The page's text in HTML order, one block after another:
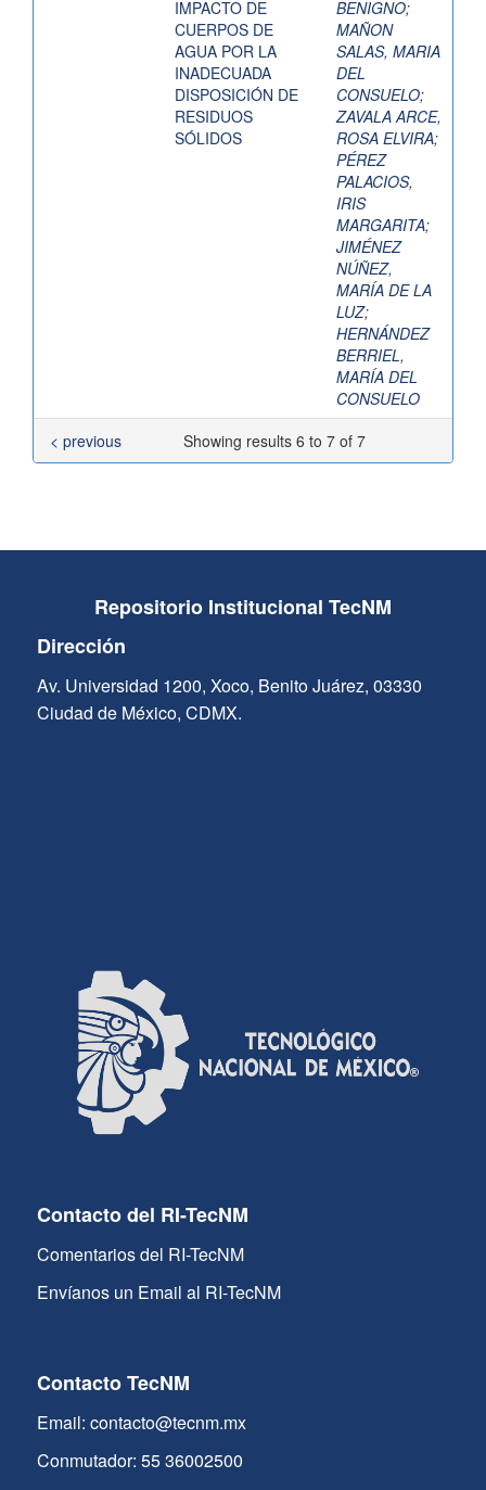
IMPACTO DE
CUERPOS DE
AGUA POR LA
INADECUADA
DISPOSICIÓN DE
RESIDUOS
SÓLIDOS
BENIGNO;
MAÑON
SALAS, MARIA
DEL
CONSUELO;
ZAVALA ARCE,
ROSA ELVIRA;
PÉREZ
PALACIOS,
IRIS
MARGARITA;
JIMÉNEZ
NÚÑEZ,
MARÍA DE LA
LUZ;
HERNÁNDEZ
BERRIEL,
MARÍA DEL
CONSUELO
Showing results 6 to 7 of 7
< previous
Repositorio Institucional TecNM
Dirección
Av. Universidad 1200, Xoco, Benito Juárez, 03330
Ciudad de México, CDMX.
Contacto del RI-TecNM
Comentarios del RI-TecNM
Envíanos un Email al RI-TecNM
Contacto TecNM
Email: contacto@tecnm.mx
Conmutador: 55 36002500